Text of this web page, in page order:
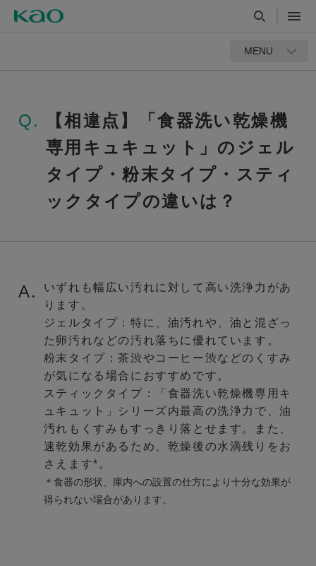
MENU
Q.
【相違点】「食器洗い乾燥機
専用キュキュット」のジェル
タイプ・粉末タイプ・スティ
ックタイプの違いは？
A.
いずれも幅広い汚れに対して高い洗浄力があ
ります。
ジェルタイプ：特に、油汚れや、油と混ざっ
た卵汚れなどの汚れ落ちに優れています。
粉末タイプ：茶渋やコーヒー渋などのくすみ
が気になる場合におすすめです。
スティックタイプ：「食器洗い乾燥機専用キ
ュキュット」シリーズ内最高の洗浄力で、油
汚れもくすみもすっきり落とせます。また、
速乾効果があるため、乾燥後の水滴残りをお
さえます*。
＊食器の形状、庫内への設置の仕方により十分な効果が
得られない場合があります。